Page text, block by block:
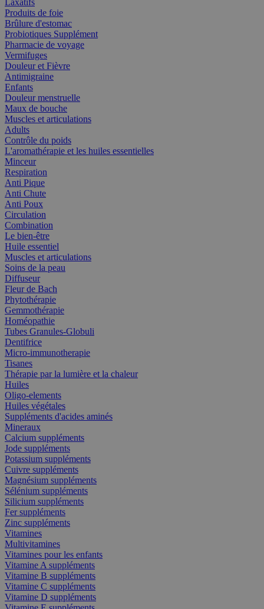
Laxatifs
Produits de foie
Brûlure d'estomac
Probiotiques Supplément
Pharmacie de voyage
Vermifuges
Douleur et Fièvre
Antimigraine
Enfants
Douleur menstruelle
Maux de bouche
Muscles et articulations
Adults
Contrôle du poids
L'aromathérapie et les huiles essentielles
Minceur
Respiration
Anti Pique
Anti Chute
Anti Poux
Circulation
Combination
Le bien-être
Huile essentiel
Muscles et articulations
Soins de la peau
Diffuseur
Fleur de Bach
Phytothérapie
Gemmothérapie
Homéopathie
Tubes Granules-Globuli
Dentifrice
Micro-immunotherapie
Tisanes
Thérapie par la lumière et la chaleur
Huiles
Oligo-elements
Huiles végétales
Suppléments d'acides aminés
Mineraux
Calcium suppléments
Jode suppléments
Potassium suppléments
Cuivre suppléments
Magnésium suppléments
Sélénium suppléments
Silicium suppléments
Fer suppléments
Zinc suppléments
Vitamines
Multivitamines
Vitamines pour les enfants
Vitamine A suppléments
Vitamine B suppléments
Vitamine C suppléments
Vitamine D suppléments